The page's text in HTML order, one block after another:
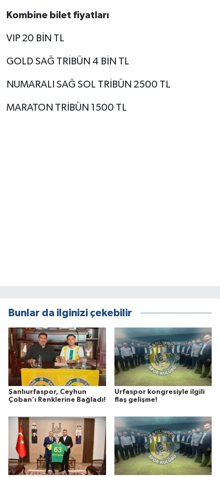
Kombine bilet fiyatları
VIP 20 BİN TL
GOLD SAĞ TRİBÜN 4 BİN TL
NUMARALI SAĞ SOL TRİBÜN 2500 TL
MARATON TRİBÜN 1500 TL
Bunlar da ilginizi çekebilir
Şanlıurfaspor, Ceyhun
Çoban’ı Renklerine Bağladı!
Urfaspor kongresiyle ilgili
flaş gelişme!